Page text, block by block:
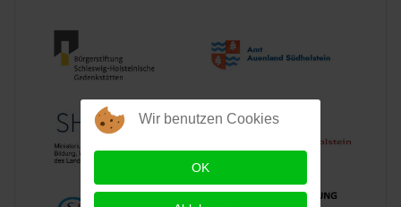
Wir benutzen Cookies
OK